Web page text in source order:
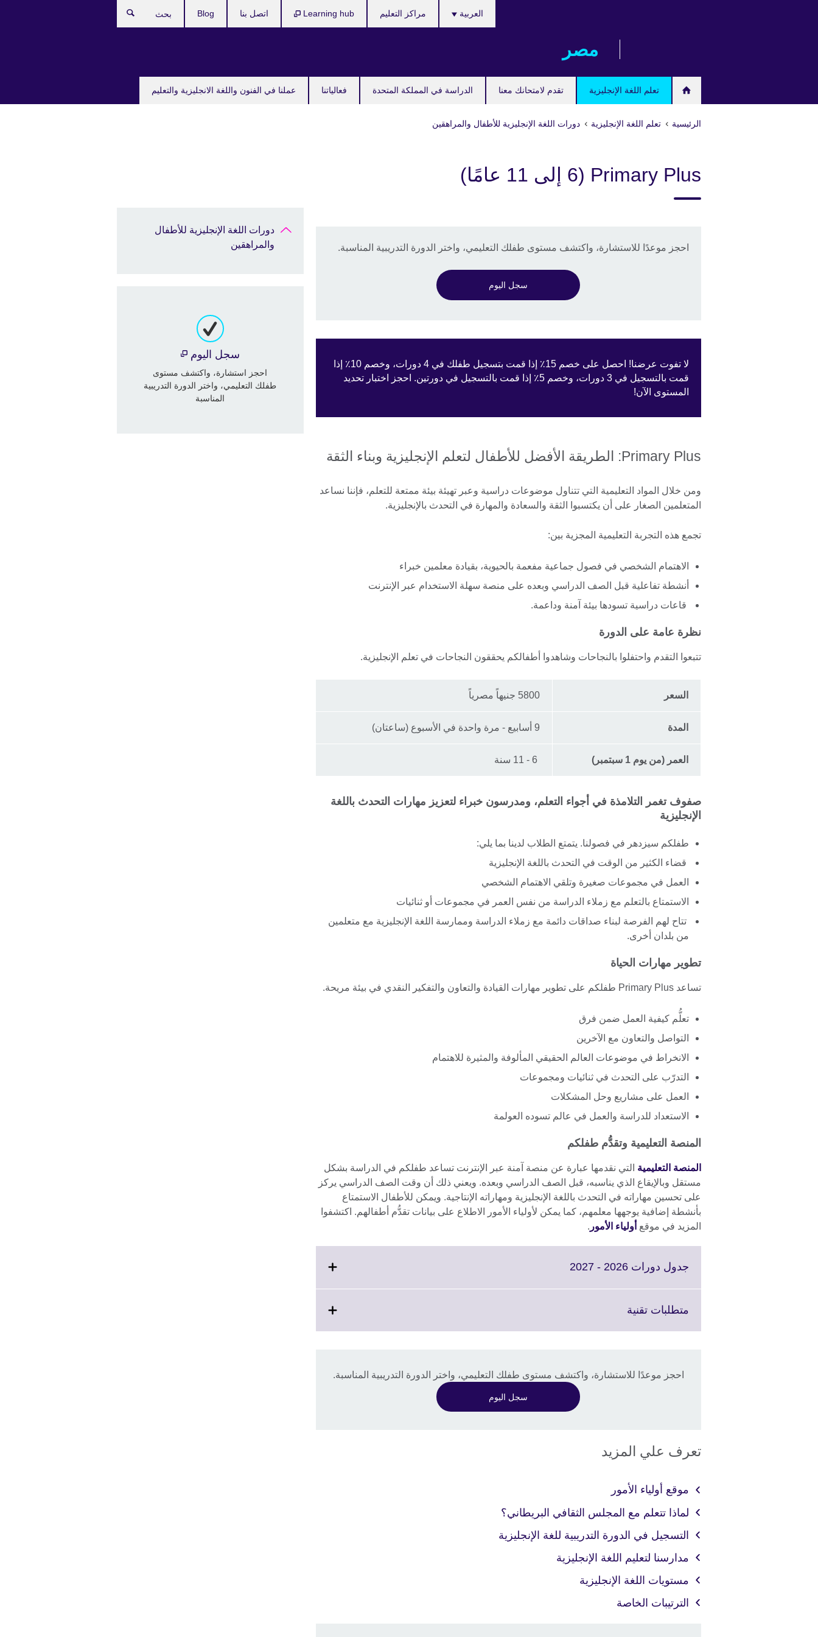
مصر‎
تعلم اللغة الإنجليزية تقدم لامتحانك معنا الدراسة في المملكة المتحدة فعالياتنا عملنا في الفنون واللغة الانجليزية والتعليم
العربية مراكز التعليم Learning hub اتصل بنا Blog
الرئيسية تعلم اللغة الإنجليزية دورات اللغة الإنجليزية للأطفال والمراهقين
Primary Plus (6 إلى 11 عامًا)
احجز موعدًا للاستشارة، واكتشف مستوى طفلك التعليمي، واختر الدورة التدريبية المناسبة.
سجل اليوم
لا تفوت عرضنا! احصل على خصم 15٪ إذا قمت بتسجيل طفلك في 4 دورات، وخصم 10٪ إذا
قمت بالتسجيل في 3 دورات، وخصم 5٪ إذا قمت بالتسجيل في دورتين. احجز اختبار تحديد
المستوى الآن!
Primary Plus: الطريقة الأفضل للأطفال لتعلم الإنجليزية وبناء الثقة
ومن خلال المواد التعليمية التي تتناول موضوعات دراسية وعبر تهيئة بيئة ممتعة للتعلم، فإننا نساعد
المتعلمين الصغار على أن يكتسبوا الثقة والسعادة والمهارة في التحدث بالإنجليزية.
تجمع هذه التجربة التعليمية المجزية بين:
الاهتمام الشخصي في فصول جماعية مفعمة بالحيوية، بقيادة معلمين خبراء
أنشطة تفاعلية قبل الصف الدراسي وبعده على منصة سهلة الاستخدام عبر الإنترنت
قاعات دراسية تسودها بيئة آمنة وداعمة.
نظرة عامة على الدورة
تتبعوا التقدم واحتفلوا بالنجاحات وشاهدوا أطفالكم يحققون النجاحات في تعلم الإنجليزية.
السعر 5800 جنيهاً مصرياً
المدة 9 أسابيع - مرة واحدة في الأسبوع (ساعتان)
العمر (من يوم 1 سبتمبر)
صفوف تغمر التلامذة في أجواء التعلم، ومدرسون خبراء لتعزيز مهارات التحدث باللغة
الإنجليزية
طفلكم سيزدهر في فصولنا. يتمتع الطلاب لدينا بما يلي:
قضاء الكثير من الوقت في التحدث باللغة الإنجليزية
العمل في مجموعات صغيرة وتلقي الاهتمام الشخصي
الاستمتاع بالتعلم مع زملاء الدراسة من نفس العمر في مجموعات أو ثنائيات
تتاح لهم الفرصة لبناء صداقات دائمة مع زملاء الدراسة وممارسة اللغة الإنجليزية مع متعلمين
من بلدان أخرى.
تطوير مهارات الحياة
تساعد Primary Plus طفلكم على تطوير مهارات القيادة والتعاون والتفكير النقدي في بيئة مريحة.
تعلُّم كيفية العمل ضمن فرق
التواصل والتعاون مع الآخرين
الانخراط في موضوعات العالم الحقيقي المألوفة والمثيرة للاهتمام
التدرّب على التحدث في ثنائيات ومجموعات
العمل على مشاريع وحل المشكلات
الاستعداد للدراسة والعمل في عالم تسوده العولمة
المنصة التعليمية وتقدُّم طفلكم
المنصة التعليمية التي نقدمها عبارة عن منصة آمنة عبر الإنترنت تساعد طفلكم في الدراسة بشكل
مستقل وبالإيقاع الذي يناسبه، قبل الصف الدراسي وبعده. ويعني ذلك أن وقت الصف الدراسي يركز
على تحسين مهاراته في التحدث باللغة الإنجليزية ومهاراته الإنتاجية. ويمكن للأطفال الاستمتاع
بأنشطة إضافية يوجهها معلمهم، كما يمكن لأولياء الأمور الاطلاع على بيانات تقدُّم أطفالهم. اكتشفوا
المزيد في موقع ولياء الأمور .
جدول دورات 2026 - 2027
متطلبات تقنية
available.
احجز موعدًا للاستشارة، واكتشف مستوى طفلك التعليمي، واختر الدورة التدريبية المناسبة.
سجل اليوم
تعرف علي المزيد
موقع أولياء الأمور
لماذا تتعلم مع المجلس الثقافي البريطاني؟
التسجيل في الدورة التدريبية للغة الإنجليزية
مدارسنا لتعليم اللغة الإنجليزية
مستويات اللغة الإنجليزية
الترتيبات الخاصة
دورات اللغة الإنجليزية للأطفال
والمراهقين
سجل اليوم
احجز استشارة، واكتشف مستوى
طفلك التعليمي، واختر الدورة التدريبية
المناسبة